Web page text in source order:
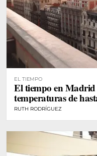
EL TIEMPO
El tiempo en
temperaturas de
RUTH RODRÍGUEZ